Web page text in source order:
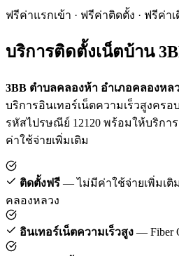
ฟรีค่าแรกเข้า · ฟรีค่าติดตั้ง · ฟรีค่า
บริการติดตั้งเน็ตบ้าน
3BB ตำบลคลองห้า อำเภอคลองหล
บริการอินเทอร์เน็ตความเร็วสูงคร
รหัสไปรษณีย์ 12120 พร้อมให้บริกา
ค่าใช้จ่ายเพิ่มเติม
ติดตั้งฟรี — ไม่มีค่าใช้จ่ายเพิ่มเติ
คลองหลวง
อินเทอร์เน็ตความเร็วสูง — Fiber